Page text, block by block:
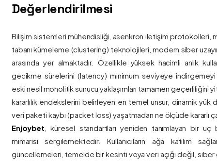
Değerlendirilmesi
Bilişim sistemleri mühendisliği, asenkron iletişim protokolleri,
tabanı kümeleme (clustering) teknolojileri, modern siber
arasında yer almaktadır. Özellikle yüksek hacimli anlık
gecikme sürelerini (latency) minimum seviyeye
eski nesil monolitik sunucu yaklaşımları tamamen geçerliliğini
kararlılık endekslerini belirleyen en temel unsur, dinamik yük
veri paketi kaybı (packet loss) yaşatmadan ne ölçüde kararlı
Enjoybet , küresel standartları yeniden tanımlayan bir
mimarisi sergilemektedir. Kullanıcıların ağa katılım
güncellemeleri, temelde bir kesinti veya veri açığı değil, siber